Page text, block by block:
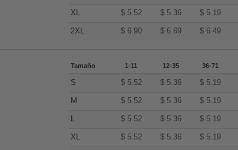
XL $ 5.52 $ 5.36 $ 5.19
2XL $ 6.90 $ 6.69 $ 6.49
Tamaño 1-11 12-35 36-71
S $ 5.52 $ 5.36 $ 5.19
M $ 5.52 $ 5.36 $ 5.19
L $ 5.52 $ 5.36 $ 5.19
XL $ 5.52 $ 5.36 $ 5.19